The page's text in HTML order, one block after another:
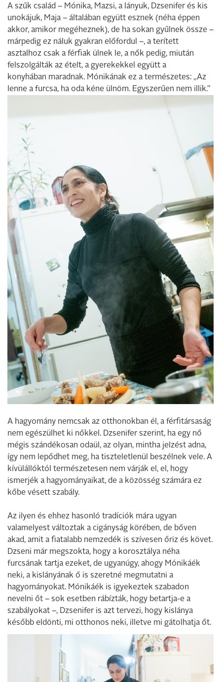
A szűk család – Mónika, Mazsi, a lányuk, Dzsenifer és kis
unokájuk, Maja – általában együtt esznek (néha éppen
akkor, amikor megéheznek), de ha sokan gyűlnek össze –
márpedig ez náluk gyakran előfordul –, a terített
asztalhoz csak a férfiak ülnek le, a nők pedig, miután
felszolgálták az ételt, a gyerekekkel együtt a
konyhában maradnak. Mónikának ez a természetes: „Az
lenne a furcsa, ha oda kéne ülnöm. Egyszerűen nem illik.”
A hagyomány nemcsak az otthonokban él, a férfitársaság
nem egészülhet ki nőkkel. Dzsenifer szerint, ha egy nő
mégis szándékosan odaül, az olyan, mintha jelzést adna,
így nem lepődhet meg, ha tiszteletlenül beszélnek vele. A
kívülállóktól természetesen nem várják el, el, hogy
ismerjék a hagyományaikat, de a közösség számára ez
kőbe vésett szabály.
Az ilyen és ehhez hasonló tradíciók mára ugyan
valamelyest változtak a cigányság körében, de bőven
akad, amit a fiatalabb nemzedék is szívesen őriz és követ.
Dzseni már megszokta, hogy a korosztálya néha
furcsának tartja ezeket, de ugyanúgy, ahogy Mónikáék
neki, a kislányának ő is szeretné megmutatni a
hagyományokat. Mónikáék is igyekeztek szabadon
nevelni őt – sok esetben rábízták, hogy betartja-e a
szabályokat –, Dzsenifer is azt tervezi, hogy kislánya
később eldönti, mi otthonos neki, illetve mi gátolhatja őt.